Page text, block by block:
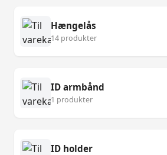
Hængelås
14 produkter
ID armbånd
1 produkter
ID holder